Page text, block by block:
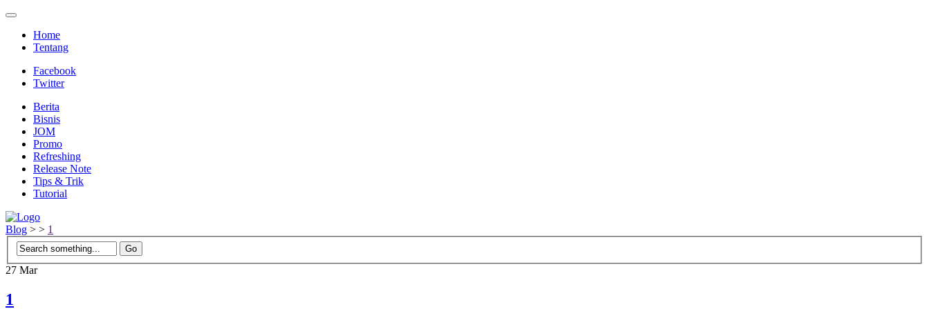
Home
Tentang
Facebook
Twitter
Berita
Bisnis
JOM
Promo
Refreshing
Release Note
Tips & Trik
Tutorial
Blog > > 1
27 Mar
1